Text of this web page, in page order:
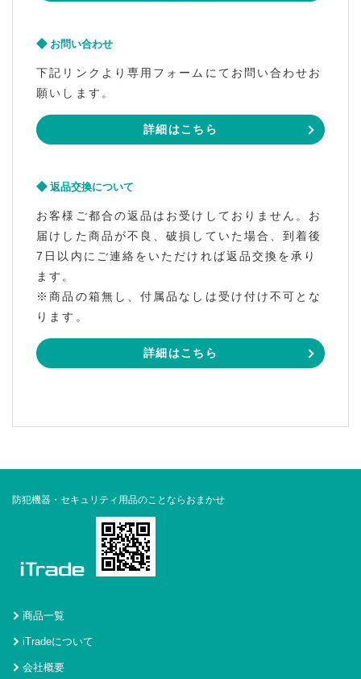
お問い合わせ
下記リンクより専用フォームにてお問い合わせお
願いします。
詳細はこちら
返品交換について
お客様ご都合の返品はお受けしておりません。お
届けした商品が不良、破損していた場合、到着後
7日以内にご連絡をいただければ返品交換を承り
ます。
※商品の箱無し、付属品なしは受け付け不可とな
ります。
詳細はこちら
防犯機器・セキュリティ用品のことならおまかせ
商品一覧
iTradeについて
会社概要